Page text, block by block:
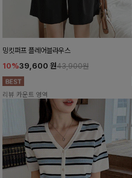
밍킷퍼프 플레어블라우스
10%39,600 원43,900원
리뷰 카운트 영역